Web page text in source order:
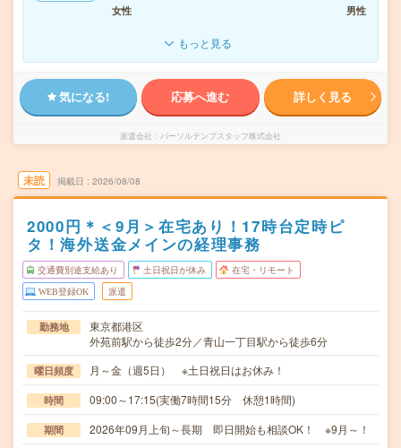
女性
男性
もっと見る
気になる! 応募へ進む 詳しく見る
派遣会社 パーソルテンプスタッフ株式会社
未読 掲載日 2026/08/08
2000円＊＜9月＞在宅あり！17時台定時ピ
タ！海外送金メインの経理事務
交通費別途支給あり 土日祝日が休み 在宅・リモート
WEB登録OK 派遣
勤務地
東京都港区
外苑前駅から徒歩2分／青山一丁目駅から徒歩6分
曜日頻度 月～金（週5日） ※土日祝日はお休み！
時間 09:00～17:15(実働7時間15分 休憩1時間)
期間 2026年09月上旬～長期 即日開始も相談OK！ ※9月～！